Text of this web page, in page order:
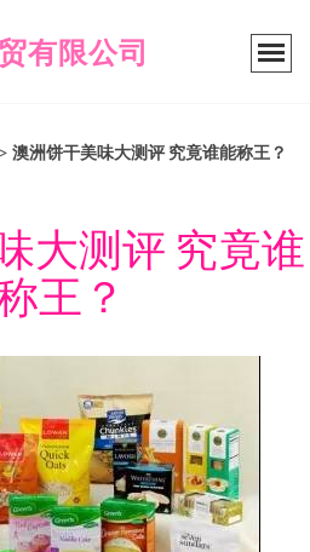
有限公司
> 澳洲饼干美味大测评 究竟谁能称王？
大测评 究竟谁
王？